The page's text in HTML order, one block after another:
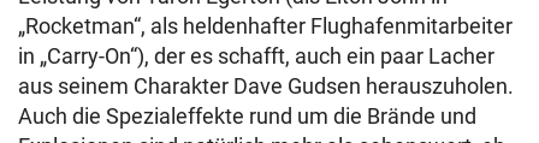
„Rocketman“, als heldenhafter Flughafenmitarbeiter
in „Carry-On“), der es schafft, auch ein paar Lacher
aus seinem Charakter Dave Gudsen herauszuholen.
Auch die Spezialeffekte rund um die Brände und